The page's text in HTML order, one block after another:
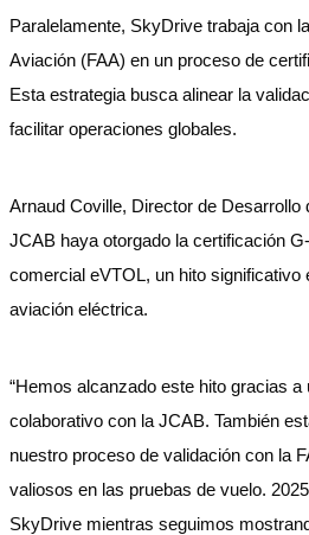
Paralelamente, SkyDrive trabaja con
Aviación (FAA) en un proceso de
Esta estrategia busca alinear la
facilitar operaciones globales.
Arnaud Coville, Director de
JCAB haya otorgado la certificación
comercial eVTOL, un hito significativo
aviación eléctrica.
“Hemos alcanzado este hito gracias
colaborativo con la JCAB. También
nuestro proceso de validación con la
valiosos en las pruebas de vuelo.
SkyDrive mientras seguimos